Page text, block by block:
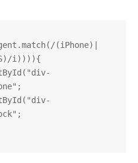
(iPhone)|
i)))){